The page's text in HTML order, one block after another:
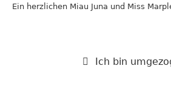
Ein herzlichen Miau Juna und Miss
Ich bin